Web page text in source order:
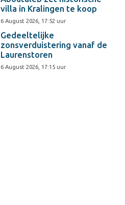
villa in Kralingen te koop
6 August 2026, 17:52 uur
Gedeeltelijke
zonsverduistering vanaf de
Laurenstoren
6 August 2026, 17:15 uur